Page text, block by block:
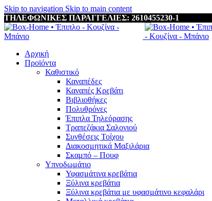
Skip to navigation Skip to main content
ΤΗΛΕΦΩΝΙΚΕΣ ΠΑΡΑΓΓΕΛΙΕΣ: 2610455230-1
Αρχική
Προϊόντα
Καθιστικό
Καναπέδες
Καναπές Κρεβάτι
Βιβλιοθήκες
Πολυθρόνες
Έπιπλα Τηλεόρασης
Τραπεζάκια Σαλονιού
Συνθέσεις Τοίχου
Διακοσμητικά Μαξιλάρια
Σκαμπό – Πουφ
Υπνοδωμάτιο
Υφασμάτινα κρεβάτια
Ξύλινα κρεβάτια
Ξύλινα κρεβάτια με υφασμάτινο κεφαλάρι